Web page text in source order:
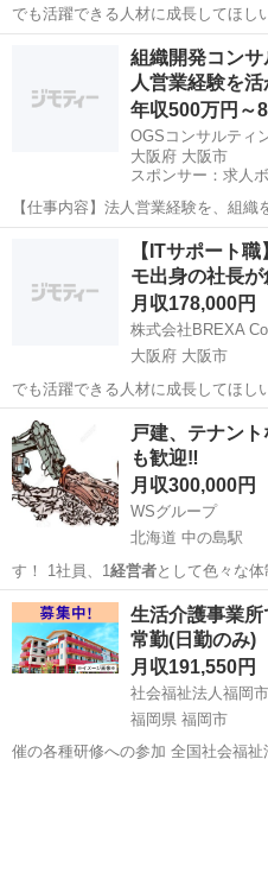
でも活躍できる人材に成長してほし
として、様々な仕事を…テクニカルサポ
組織開発コン
人営業経験を
年収500万円～
OGSコンサルティ
大阪府 大阪市
スポンサー：求人
【仕事内容】法人営業経験を、組織
に向き合うセールス 仕事内容: 企業
織課題のヒアリングから支援内容
ィング活動やご紹介を通じて接点が
【ITサポート
モ出身の社長
月収178,000円
株式会社BREXA
大阪府 大阪市
でも活躍できる人材に成長してほし
として、様々な仕事を…
大阪 テクニカルサ
戸建、テナン
も歓迎‼️
月収300,000円
WSグループ
北海道 中の島駅
す！ 1社員、1経営者として色々な
という感じで、実績…
北海道 札幌市 中の島駅
生活介護事業
常勤(日勤のみ)
月収191,550円
福岡県 福岡市
催の各種研修への参加 全国社会福祉